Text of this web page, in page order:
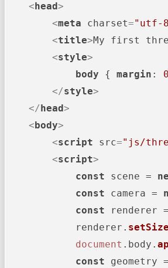
<head>
<meta charset="utf-
<title>My first
<style>
body { margin : 0
</style>
</head>
<body>
<script src="js/
<script>
const scene =
const camera =
const renderer
renderer. setSize
document . body .
const geometry